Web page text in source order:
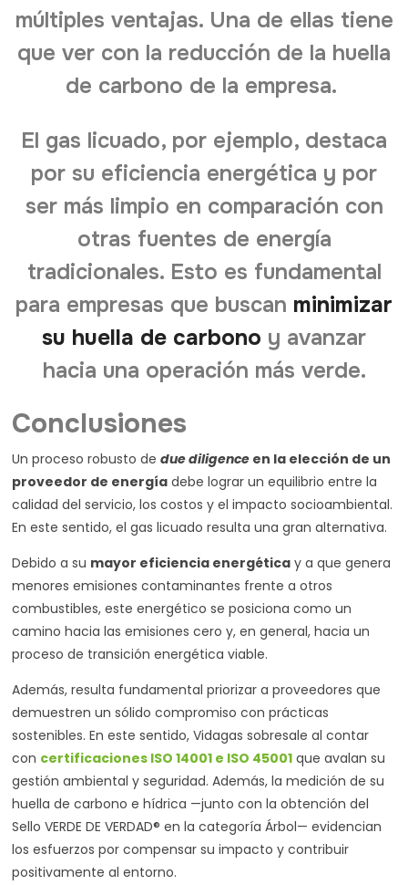
múltiples ventajas. Una de ellas tiene
que ver con la reducción de la huella
de carbono de la empresa.
El gas licuado, por ejemplo, destaca
por su eficiencia energética y por
ser más limpio en comparación con
otras fuentes de energía
tradicionales. Esto es fundamental
para empresas que buscan minimizar
su huella de carbono y avanzar
hacia una operación más verde.
Conclusiones
Un proceso robusto dedue diligence en la elección de un
proveedor de energía debe lograr un equilibrio entre la
calidad del servicio, los costos y el impacto socioambiental.
En este sentido, el gas licuado resulta una gran alternativa.
Debido a su mayor eficiencia energética y a que genera
menores emisiones contaminantes frente a otros
combustibles, este energético se posiciona como un
camino hacia las emisiones cero y, en general, hacia un
proceso de transición energética viable.
Además, resulta fundamental priorizar a proveedores que
demuestren un sólido compromiso con prácticas
sostenibles. En este sentido, Vidagas sobresale al contar
con certificaciones ISO 14001 e ISO 45001 que avalan su
gestión ambiental y seguridad. Además, la medición de su
huella de carbono e hídrica —junto con la obtención del
Sello VERDE DE VERDAD® en la categoría Árbol— evidencian
los esfuerzos por compensar su impacto y contribuir
positivamente al entorno.